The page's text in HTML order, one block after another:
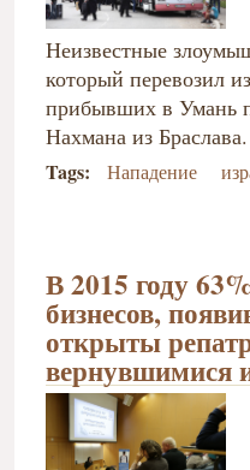
Неизвестные
который перевозил
прибывших в Умань
Нахмана из Браслава.
Tags: Нападение
В 2015 году
бизнесов,
открыты
вернувшимися